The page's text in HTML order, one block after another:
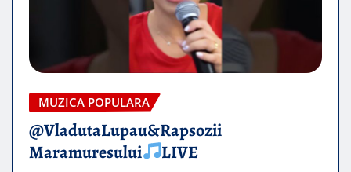
MUZICA POPULARA
@VladutaLupau&Rapsozii
Maramuresului
LIVE